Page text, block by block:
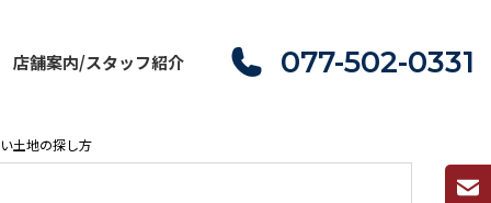
店舗案内/スタッフ紹介 077-502-0331
土地の探し方